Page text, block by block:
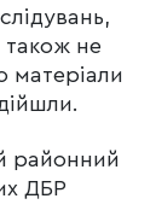
також не
матеріали
районний
ДБР